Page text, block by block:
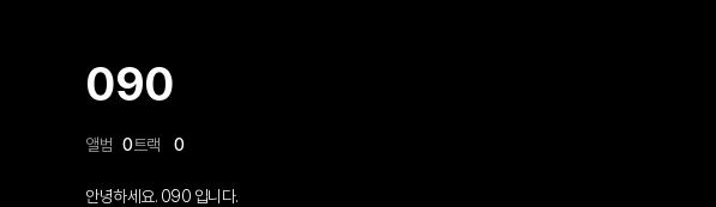
090
앨범 0트랙 0
안녕하세요. 090 입니다.